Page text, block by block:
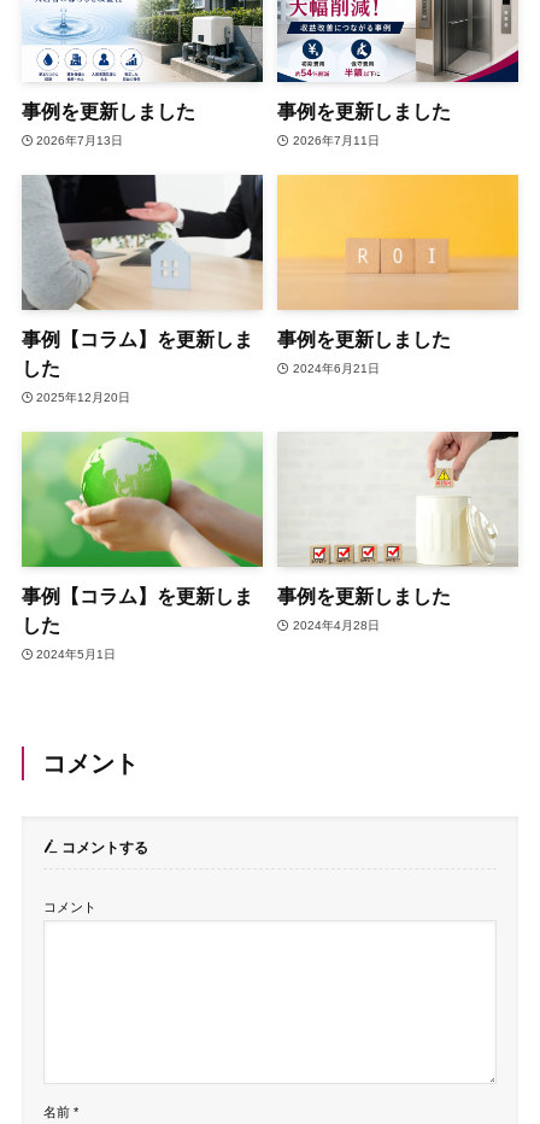
事例を更新しました
2026年7月13日
事例を更新しました
2026年7月11日
事例【コラム】を更新しま
した
2025年12月20日
事例を更新しました
2024年6月21日
事例【コラム】を更新しま
した
2024年5月1日
事例を更新しました
2024年4月28日
コメント
コメントする
コメント
名前 *